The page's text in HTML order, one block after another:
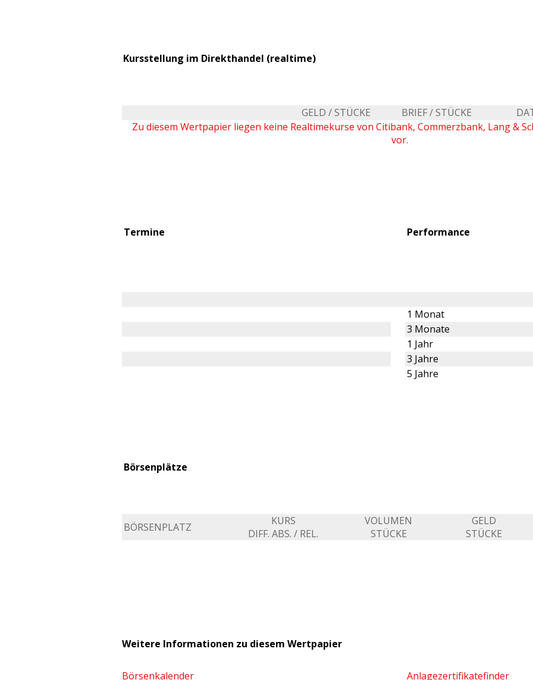
Kursstellung im Direkthandel (realtime)
GELD / STÜCKE BRIEF / STÜCKE
Zu diesem Wertpapier liegen keine Realtimekurse von Citibank, Commerzbank, Lang &
vor.
Termine Performance
1 Monat
3 Monate
1 Jahr
3 Jahre
5 Jahre
Börsenplätze
BÖRSENPLATZ
KURS
DIFF. ABS. / REL.
VOLUMEN
STÜCKE
GELD
STÜCKE
Weitere Informationen zu diesem Wertpapier
Börsenkalender
Anlagezertifikatefinder